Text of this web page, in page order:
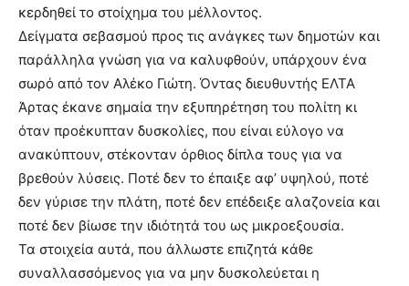
κερδηθεί το στοίχημα του μέλλοντος.
Δείγματα σεβασμού προς τις ανάγκες των δημοτών και
παράλληλα γνώση για να καλυφθούν, υπάρχουν ένα
σωρό από τον Αλέκο Γιώτη. Όντας διευθυντής ΕΛΤΑ
Άρτας έκανε σημαία την εξυπηρέτηση του πολίτη κι
όταν προέκυπταν δυσκολίες, που είναι εύλογο να
ανακύπτουν, στέκονταν όρθιος δίπλα τους για να
βρεθούν λύσεις. Ποτέ δεν το έπαιξε αφ’ υψηλού, ποτέ
δεν γύρισε την πλάτη, ποτέ δεν επέδειξε αλαζονεία και
ποτέ δεν βίωσε την ιδιότητά του ως μικροεξουσία.
Τα στοιχεία αυτά, που άλλωστε επιζητά κάθε
συναλλασσόμενος για να μην δυσκολεύεται η